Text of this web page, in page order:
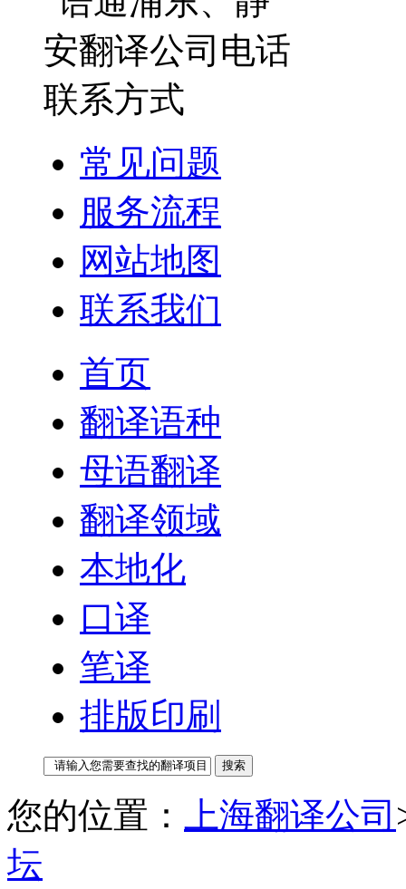
常见问题
服务流程
网站地图
联系我们
首页
翻译语种
母语翻译
翻译领域
本地化
口译
笔译
排版印刷
您的位置： 上海翻译公司
坛